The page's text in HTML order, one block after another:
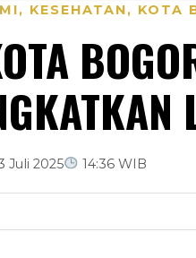
, KESEHATAN, KOTA
Juli 2025 14:36 WIB